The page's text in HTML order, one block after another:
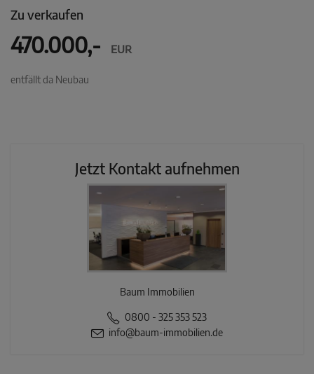
Zu verkaufen
470.000,- EUR
entfällt da Neubau
Jetzt Kontakt aufnehmen
Baum Immobilien
0800 - 325 353 523
info@baum-immobilien.de